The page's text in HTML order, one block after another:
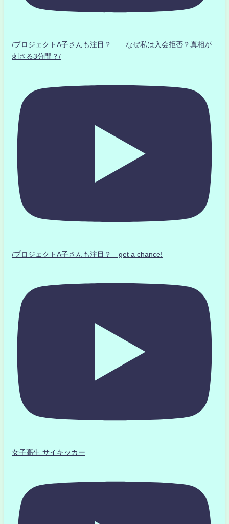
/プロジェクトA子さんも注目？ なぜ私は入会拒否？真相が
刺さる3分間？/
/プロジェクトA子さんも注目？ get a chance!
女子高生 サイキッカー